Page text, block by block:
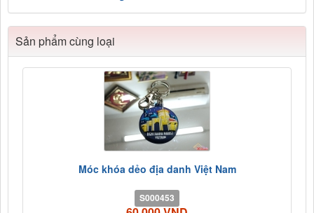
Sản phẩm cùng loại
Móc khóa dẻo địa danh Việt Nam
S000453